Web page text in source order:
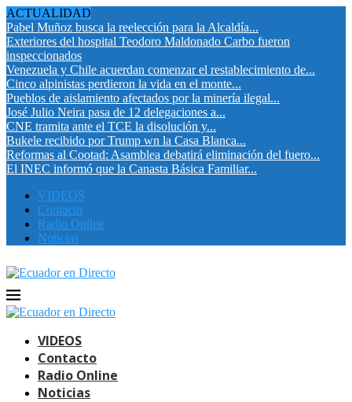
ACTUALIDAD
Pabel Muñoz busca la reelección para la Alcaldía...
Exteriores del hospital Teodoro Maldonado Carbo fueron
inspeccionados
Venezuela y Chile acuerdan comenzar el restablecimiento de...
Cinco alpinistas perdieron la vida en el monte...
Pueblos de aislamiento afectados por la minería ilegal...
José Julio Neira pasa de 12 delegaciones a...
CNE tramita ante el TCE la disolución y...
Bukele recibido por Trump wn la Casa Blanca...
Reformas al Cootad: Asamblea debatirá eliminación del fuero...
El INEC informó que la Canasta Básica Familiar...
VIDEOS
Contacto
Radio Online
Noticias
VIDEOS
Contacto
Radio Online
Noticias